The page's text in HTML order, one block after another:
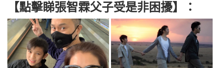
【點擊睇張智霖父子受是非困擾】：